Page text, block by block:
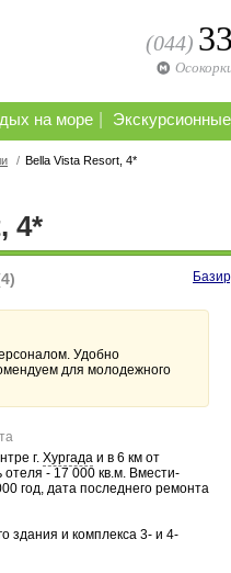
(044)
на море
/ Bella Vista Resort, 4*
4*
Удобно
для молодежного
г. Хургада и в 6 км от
- 17 000 кв.м. Вмести-
год, дата последнего ремонта
здания и комплекса 3- и 4-